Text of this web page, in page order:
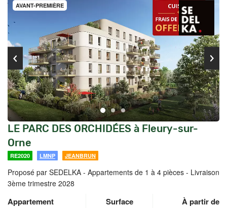
AVANT-PREMIÈRE
LE PARC DES ORCHIDÉES à Fleury-sur-
Orne
RE2020 LMNP JEANBRUN
Proposé par SEDELKA - Appartements de 1 à 4 pièces - Livraison
3ème trimestre 2028
Appartement Surface À partir de